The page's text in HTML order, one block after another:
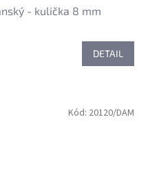
- kulička 8 mm
DETAIL
Kód: 20120/DAM